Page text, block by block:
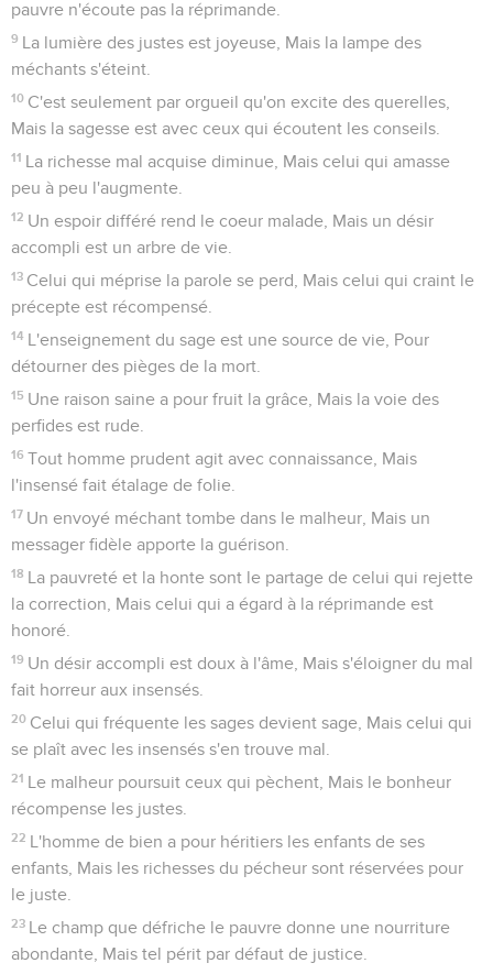
pauvre n'écoute pas la réprimande.
9 La lumière des justes est joyeuse, Mais la lampe des
méchants s'éteint.
10 C'est seulement par orgueil qu'on excite des querelles,
Mais la sagesse est avec ceux qui écoutent les conseils.
11 La richesse mal acquise diminue, Mais celui qui amasse
peu à peu l'augmente.
12 Un espoir différé rend le coeur malade, Mais un désir
accompli est un arbre de vie.
13 Celui qui méprise la parole se perd, Mais celui qui craint le
précepte est récompensé.
14 L'enseignement du sage est une source de vie, Pour
détourner des pièges de la mort.
15 Une raison saine a pour fruit la grâce, Mais la voie des
perfides est rude.
16 Tout homme prudent agit avec connaissance, Mais
l'insensé fait étalage de folie.
17 Un envoyé méchant tombe dans le malheur, Mais un
messager fidèle apporte la guérison.
18 La pauvreté et la honte sont le partage de celui qui rejette
la correction, Mais celui qui a égard à la réprimande est
honoré.
19 Un désir accompli est doux à l'âme, Mais s'éloigner du mal
fait horreur aux insensés.
20 Celui qui fréquente les sages devient sage, Mais celui qui
se plaît avec les insensés s'en trouve mal.
21 Le malheur poursuit ceux qui pèchent, Mais le bonheur
récompense les justes.
22 L'homme de bien a pour héritiers les enfants de ses
enfants, Mais les richesses du pécheur sont réservées pour
le juste.
23 Le champ que défriche le pauvre donne une nourriture
abondante, Mais tel périt par défaut de justice.